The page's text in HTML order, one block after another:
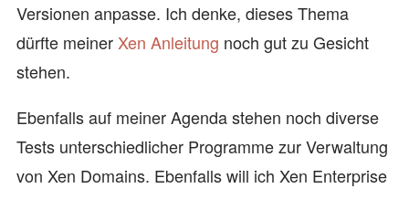
Versionen anpasse. Ich denke, dieses Thema
dürfte meiner Xen Anleitung noch gut zu Gesicht
stehen.
Ebenfalls auf meiner Agenda stehen noch diverse
Tests unterschiedlicher Programme zur Verwaltung
von Xen Domains. Ebenfalls will ich Xen Enterprise